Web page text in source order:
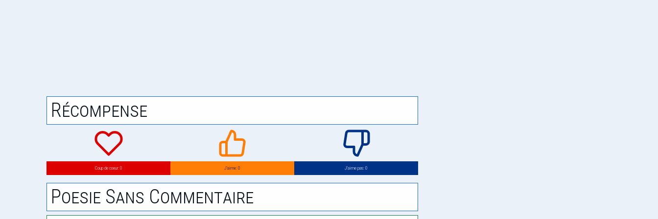
Récompense
Coup de coeur: 0 J’aime: 0 J’aime pas: 0
Poesie Sans Commentaire